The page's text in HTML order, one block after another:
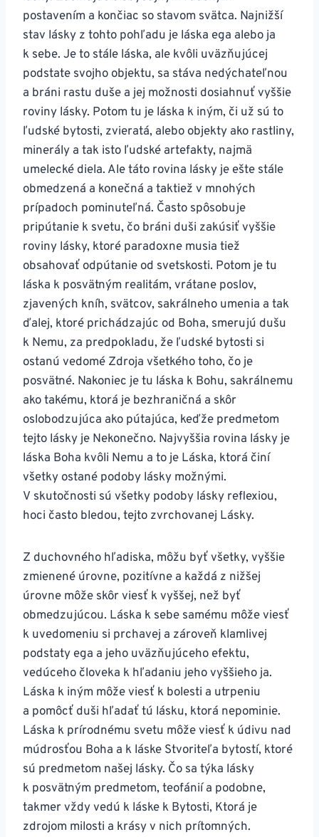
postavením a končiac so stavom svätca. Najnižší
stav lásky z tohto pohľadu je láska ega alebo ja
k sebe. Je to stále láska, ale kvôli uväzňujúcej
podstate svojho objektu, sa stáva nedýchateľnou
a bráni rastu duše a jej možnosti dosiahnuť vyššie
roviny lásky. Potom tu je láska k iným, či už sú to
ľudské bytosti, zvieratá, alebo objekty ako rastliny,
minerály a tak isto ľudské artefakty, najmä
umelecké diela. Ale táto rovina lásky je ešte stále
obmedzená a konečná a taktiež v mnohých
prípadoch pominuteľná. Často spôsobuje
pripútanie k svetu, čo bráni duši zakúsiť vyššie
roviny lásky, ktoré paradoxne musia tiež
obsahovať odpútanie od svetskosti. Potom je tu
láska k posvätným realitám, vrátane poslov,
zjavených kníh, svätcov, sakrálneho umenia a tak
ďalej, ktoré prichádzajúc od Boha, smerujú dušu
k Nemu, za predpokladu, že ľudské bytosti si
ostanú vedomé Zdroja všetkého toho, čo je
posvätné. Nakoniec je tu láska k Bohu, sakrálnemu
ako takému, ktorá je bezhraničná a skôr
oslobodzujúca ako pútajúca, keďže predmetom
tejto lásky je Nekonečno. Najvyššia rovina lásky je
láska Boha kvôli Nemu a to je Láska, ktorá činí
všetky ostané podoby lásky možnými.
V skutočnosti sú všetky podoby lásky reflexiou,
hoci často bledou, tejto zvrchovanej Lásky.
Z duchovného hľadiska, môžu byť všetky, vyššie
zmienené úrovne, pozitívne a každá z nižšej
úrovne môže skôr viesť k vyššej, než byť
obmedzujúcou. Láska k sebe samému môže viesť
k uvedomeniu si prchavej a zároveň klamlivej
podstaty ega a jeho uväzňujúceho efektu,
vedúceho človeka k hľadaniu jeho vyššieho ja.
Láska k iným môže viesť k bolesti a utrpeniu
a pomôcť duši hľadať tú lásku, ktorá nepominie.
Láska k prírodnému svetu môže viesť k údivu nad
múdrosťou Boha a k láske Stvoriteľa bytostí, ktoré
sú predmetom našej lásky. Čo sa týka lásky
k posvätným predmetom, teofánií a podobne,
takmer vždy vedú k láske k Bytosti, Ktorá je
zdrojom milosti a krásy v nich prítomných.